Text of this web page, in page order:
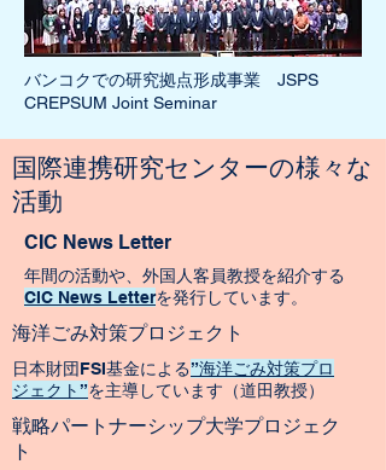
​バンコクでの研究拠点形成事業 JSPS
CREPSUM Joint Seminar
​国際連携研究センターの様々な
活動
CIC News Letter
年間の活動や、外国人客員教授を紹介する
CIC News Letterを発行しています。
​海洋ごみ対策プロジェクト
日本財団FSI基金による”海洋ごみ対策プロ
ジェクト”を主導しています（道田教授）
​戦略パートナーシップ大学プロジェク
ト